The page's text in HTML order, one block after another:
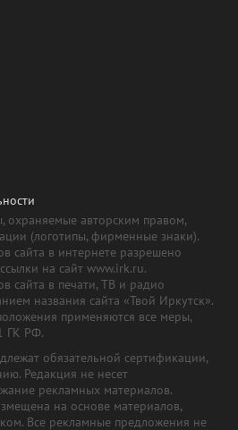
охраняемые авторским правом,
(логотипы, фирменные знаки).
сайта в интернете разрешено
на сайт www.irk.ru.
сайта в печати, ТВ и радио
названия сайта «Твой Иркутск».
применяются все меры,
ГК РФ.
обязательной сертификации,
Редакция не несет
рекламных материалов.
на основе материалов,
Все рекламные предложения не